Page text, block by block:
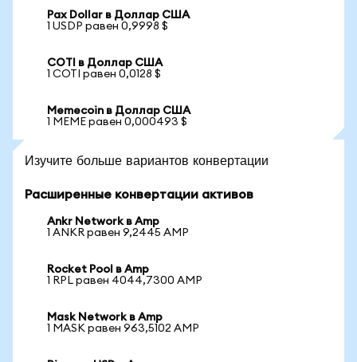
Pax Dollar в Доллар США
1 USDP равен 0,9998 $
COTI в Доллар США
1 COTI равен 0,0128 $
Memecoin в Доллар США
1 MEME равен 0,000493 $
Изучите больше вариантов конвертации
Расширенные конвертации активов
Ankr Network в Amp
1 ANKR равен 9,2445 AMP
Rocket Pool в Amp
1 RPL равен 4044,7300 AMP
Mask Network в Amp
1 MASK равен 963,5102 AMP